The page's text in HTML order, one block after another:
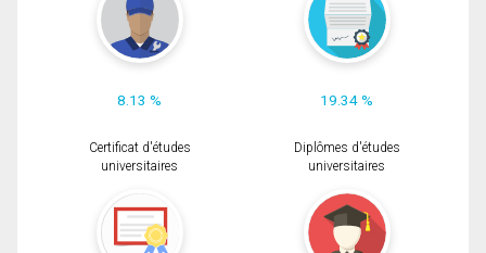
8.13 % 19.34 %
Certificat d'études
universitaires
Diplômes d'études
universitaires